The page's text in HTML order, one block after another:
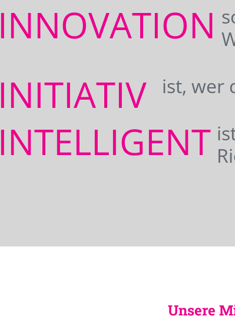
INNOVATION
INITIATIV ist, wer
INTELLIGENT
Unsere